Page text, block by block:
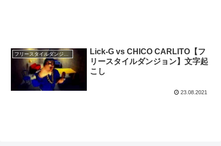
Lick-G vs CHICO CARLITO【フ
リースタイルダンジョン】文字起
こし
23.08.2021